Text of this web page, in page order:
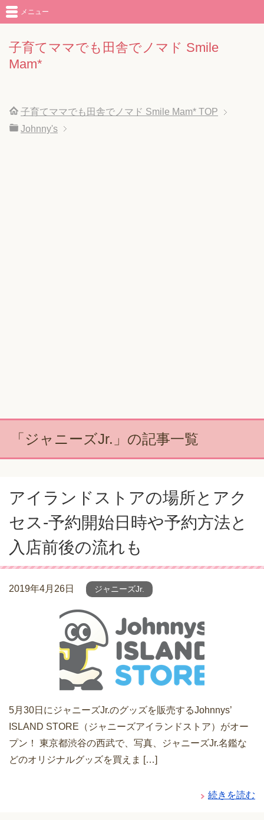
子育てママでも田舎でノマド Smile
Mam*
メニュー
子育てママでも田舎でノマド Smile Mam* TOP
Johnny's
「ジャニーズJr.」の記事一覧
アイランドストアの場所とアク
セス-予約開始日時や予約方法と
入店前後の流れも
2019年4月26日 ジャニーズJr.
5月30日にジャニーズJr.のグッズを販売するJohnnys’
ISLAND STORE（ジャニーズアイランドストア）がオー
プン！ 東京都渋谷の西武で、写真、ジャニーズJr.名鑑な
どのオリジナルグッズを買えま […]
続きを読む